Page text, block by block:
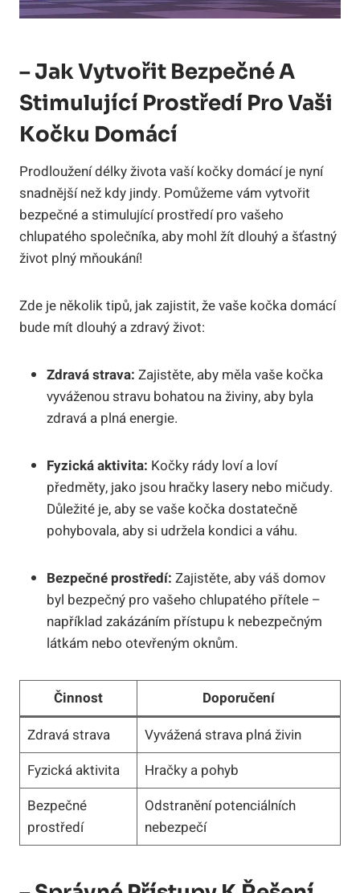
– Jak Vytvořit Bezpečné A
Stimulující Prostředí Pro Vaši
Kočku Domácí
Prodloužení délky života vaší kočky domácí je nyní
snadnější než kdy jindy. Pomůžeme vám vytvořit
bezpečné a stimulující prostředí pro vašeho
chlupatého společníka, aby mohl žít dlouhý a šťastný
život plný mňoukání!
Zde je několik tipů, jak zajistit, že vaše kočka domácí
bude mít dlouhý a zdravý život:
Zdravá strava: Zajistěte, aby měla vaše kočka
vyváženou stravu bohatou na živiny, aby byla
zdravá a plná energie.
Fyzická aktivita: Kočky rády loví a loví
předměty, jako jsou hračky lasery nebo mičudy.
Důležité je, aby se vaše kočka dostatečně
pohybovala, aby si udržela kondici a váhu.
Bezpečné prostředí: Zajistěte, aby váš domov
byl bezpečný pro vašeho chlupatého přítele –
například zakázáním přístupu k nebezpečným
látkám nebo otevřeným oknům.
Činnost
Doporučení
Zdravá strava
Vyvážená strava plná živin
Fyzická aktivita
Hračky a pohyb
Bezpečné
prostředí
Odstranění potenciálních
nebezpečí